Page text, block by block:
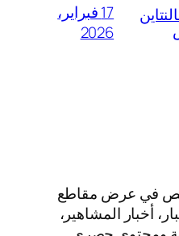
17 فبراير،
2026
في عرض مقاطع
أخبار المشاهير،